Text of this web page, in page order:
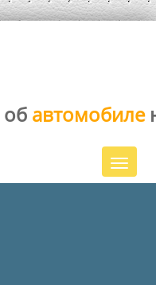
об автомобиле